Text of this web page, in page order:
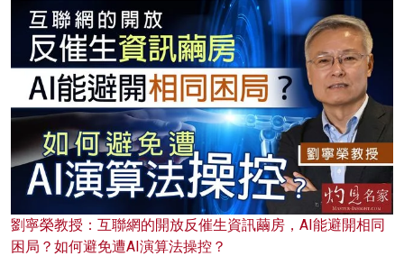
劉寧榮教授：互聯網的開放反催生資訊繭房，AI能避開相同
困局？如何避免遭AI演算法操控？